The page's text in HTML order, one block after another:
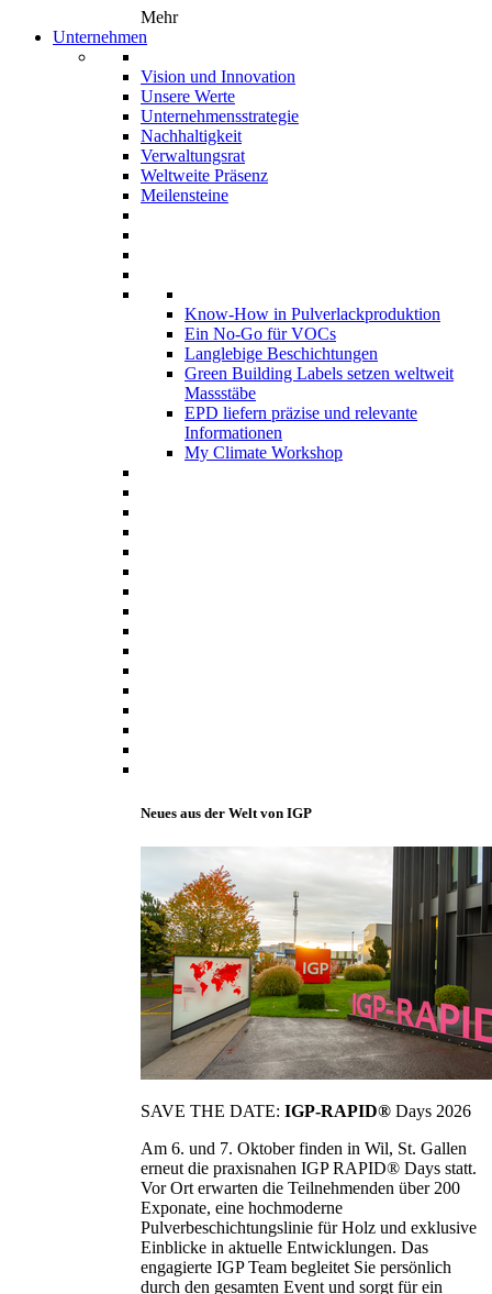
Mehr
Unternehmen
Vision und Innovation
Unsere Werte
Unternehmensstrategie
Nachhaltigkeit
Verwaltungsrat
Weltweite Präsenz
Meilensteine
Know-How in Pulverlackproduktion
Ein No-Go für VOCs
Langlebige Beschichtungen
Green Building Labels setzen weltweit
Massstäbe
EPD liefern präzise und relevante
Informationen
My Climate Workshop
Neues aus der Welt von IGP
SAVE THE DATE: IGP-RAPID® Days 2026
Am 6. und 7. Oktober finden in Wil, St. Gallen
erneut die praxisnahen IGP RAPID® Days statt.
Vor Ort erwarten die Teilnehmenden über 200
Exponate, eine hochmoderne
Pulverbeschichtungslinie für Holz und exklusive
Einblicke in aktuelle Entwicklungen. Das
engagierte IGP Team begleitet Sie persönlich
durch den gesamten Event und sorgt für ein